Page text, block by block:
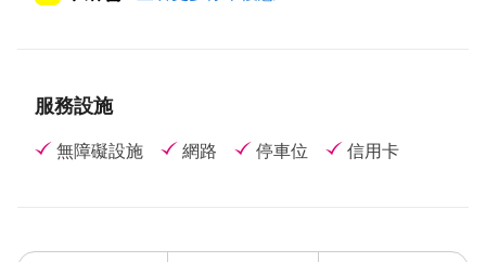
服務設施
無障礙設施 網路 停車位 信用卡